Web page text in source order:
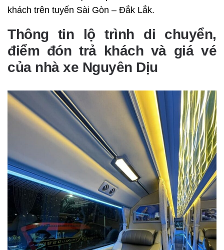
khách trên tuyến Sài Gòn – Đắk Lắk.
Thông tin lộ trình di chuyển,
điểm đón trả khách và giá vé
của nhà xe Nguyên Dịu